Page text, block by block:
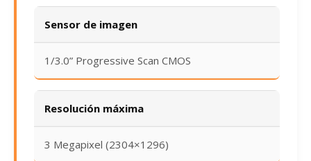
Sensor de imagen
1/3.0” Progressive Scan CMOS
Resolución máxima
3 Megapixel (2304×1296)